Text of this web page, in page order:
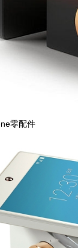
零配件